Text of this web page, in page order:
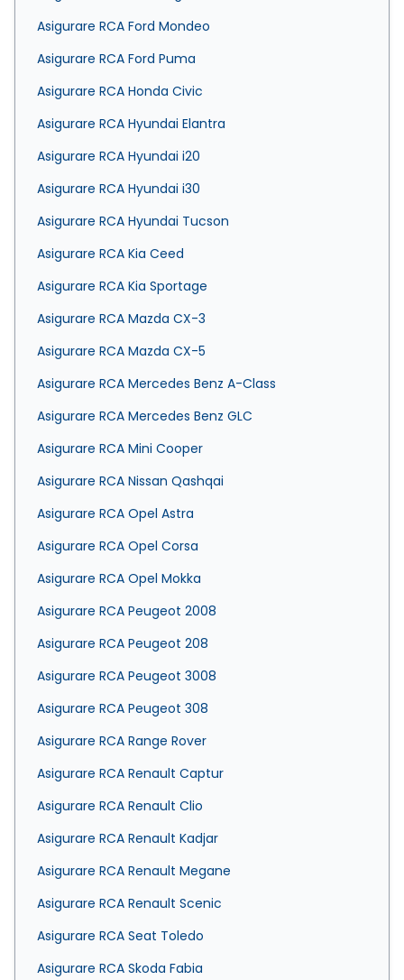
Asigurare RCA Ford Mondeo
Asigurare RCA Ford Puma
Asigurare RCA Honda Civic
Asigurare RCA Hyundai Elantra
Asigurare RCA Hyundai i20
Asigurare RCA Hyundai i30
Asigurare RCA Hyundai Tucson
Asigurare RCA Kia Ceed
Asigurare RCA Kia Sportage
Asigurare RCA Mazda CX-3
Asigurare RCA Mazda CX-5
Asigurare RCA Mercedes Benz A-Class
Asigurare RCA Mercedes Benz GLC
Asigurare RCA Mini Cooper
Asigurare RCA Nissan Qashqai
Asigurare RCA Opel Astra
Asigurare RCA Opel Corsa
Asigurare RCA Opel Mokka
Asigurare RCA Peugeot 2008
Asigurare RCA Peugeot 208
Asigurare RCA Peugeot 3008
Asigurare RCA Peugeot 308
Asigurare RCA Range Rover
Asigurare RCA Renault Captur
Asigurare RCA Renault Clio
Asigurare RCA Renault Kadjar
Asigurare RCA Renault Megane
Asigurare RCA Renault Scenic
Asigurare RCA Seat Toledo
Asigurare RCA Skoda Fabia